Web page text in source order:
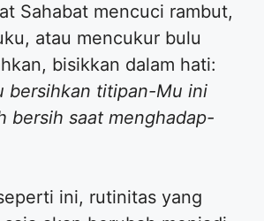
Sahabat mencuci rambut,
atau mencukur bulu
bisikkan dalam hati:
bersihkan titipan-Mu ini
bersih saat menghadap-
ini, rutinitas yang